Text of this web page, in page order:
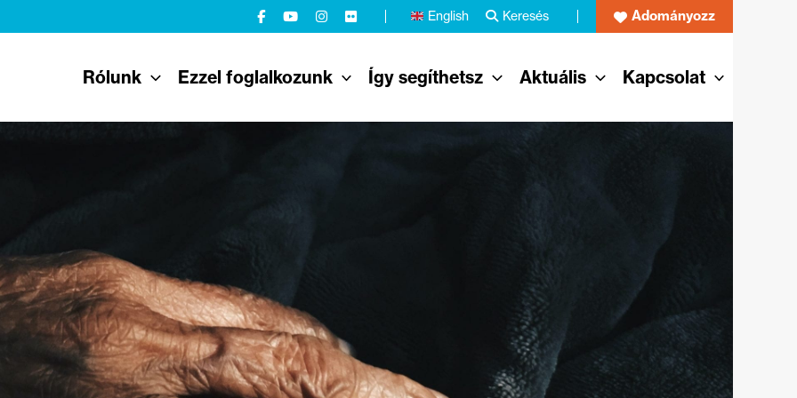
English Keresés Adományozz
Rólunk Ezzel foglalkozunk Így segíthetsz Aktuális Kapcsolat